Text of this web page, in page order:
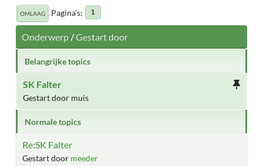
OMLAAG Pagina's 1
Onderwerp/Gestart door
Belangrijke topics
SK Falter
Gestart door muis
Normale topics
Re:SK Falter
Gestart door meeder